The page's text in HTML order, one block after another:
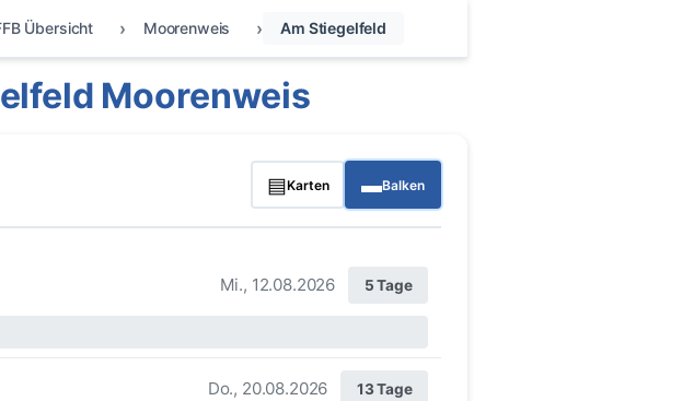
Übersicht Moorenweis Am Stiegelfeld
Moorenweis
▤Karten ▬Balken
Mi., 12.08.2026 5 Tage
Do., 20.08.2026 13 Tage